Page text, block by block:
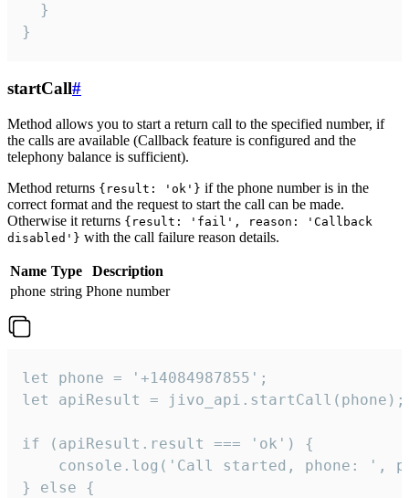
  }
}
startCall#
Method allows you to start a return call to the specified number, if
the calls are available (Callback feature is configured and the
telephony balance is sufficient).
Method returns {result: 'ok'} if the phone number is in the
correct format and the request to start the call can be made.
Otherwise it returns {result: 'fail', reason: 'Callback
disabled'} with the call failure reason details.
Name Type
Description
phone string Phone number
let phone = '+14084987855';
let apiResult = jivo_api.startCall(phone);
if (apiResult.result === 'ok') {
console.log('Call started, phone: ',
} else {